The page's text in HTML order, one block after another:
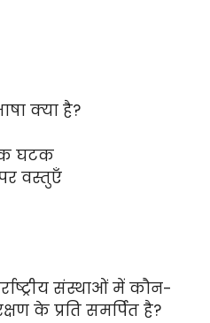
क्या है?
घटक
वस्तुएँ
संस्थाओं में कौन-
के प्रति समर्पित है?